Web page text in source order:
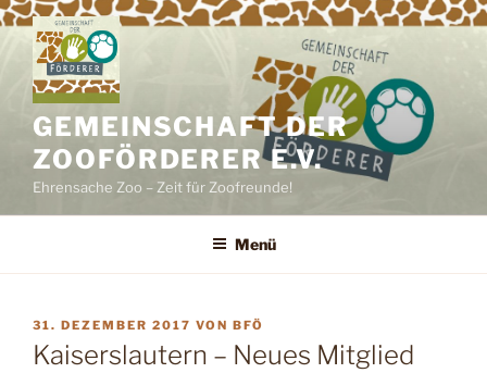
Zum
Inhalt
springen
GEMEINSCHAFT DER
ZOOFÖRDERER E.V.
Ehrensache Zoo – Zeit für Zoofreunde!
Menü
VERÖFFENTLICHT
AM
31. DEZEMBER 2017 VON BFÖ
Kaiserslautern – Neues Mitglied